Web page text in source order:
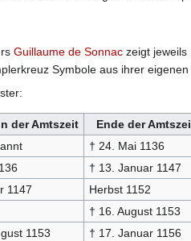
​Guillaume de Sonnac zeigt
Symbole aus ihrer
der Amtszeit Ende der
† 24. Mai 1136
† 13. Januar 1147
1147 Herbst 1152
† 16. August 1153
1153
† 17. Januar 1156